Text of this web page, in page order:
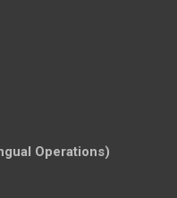
Operations)